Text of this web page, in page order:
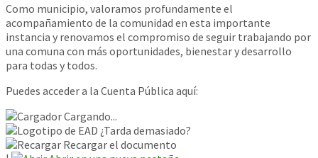
Como municipio, valoramos profundamente el
acompañamiento de la comunidad en esta importante
instancia y renovamos el compromiso de seguir trabajando por
una comuna con más oportunidades, bienestar y desarrollo
para todas y todos.
Puedes acceder a la Cuenta Pública aquí:
Cargando...
¿Tarda demasiado?
Recargar el documento